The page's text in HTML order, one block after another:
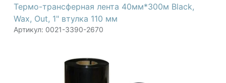
Термо-трансферная лента 40мм*300м Black,
Wax, Out, 1" втулка 110 мм
Артикул: 0021-3390-2670